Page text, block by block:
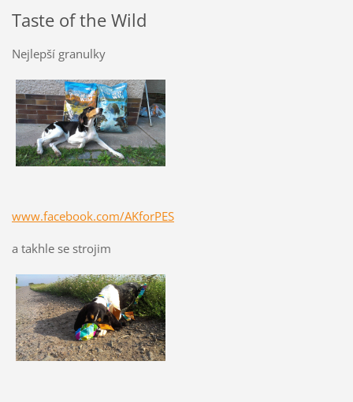
Taste of the Wild
Nejlepší granulky
www.facebook.com/AKforPES
a takhle se strojim